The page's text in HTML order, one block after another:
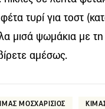
τυρί για τοστ
μισά ψωμάκια με
αμέσως.
ΜΟΣΧΑΡΙΣΙΟΣ